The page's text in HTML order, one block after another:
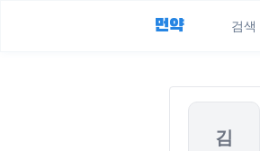
먼약 검색
김